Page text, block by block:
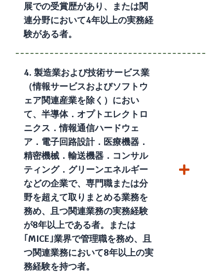
展での受賞歴があり、または関
連分野において4年以上の実務経
験がある者。
4. 製造業および技術サービス業
（情報サービスおよびソフトウ
ェア関連産業を除く）におい
て、半導体．オプトエレクトロ
ニクス．情報通信ハードウェ
ア．電子回路設計．医療機器．
精密機械．輸送機器．コンサル
ティング．グリーンエネルギー
などの企業で、専門職または分
野を超えて取りまとめる業務を
務め、且つ関連業務の実務経験
が8年以上である者。または
｢MICE｣業界で管理職を務め、且
つ関連業務において8年以上の実
務経験を持つ者。